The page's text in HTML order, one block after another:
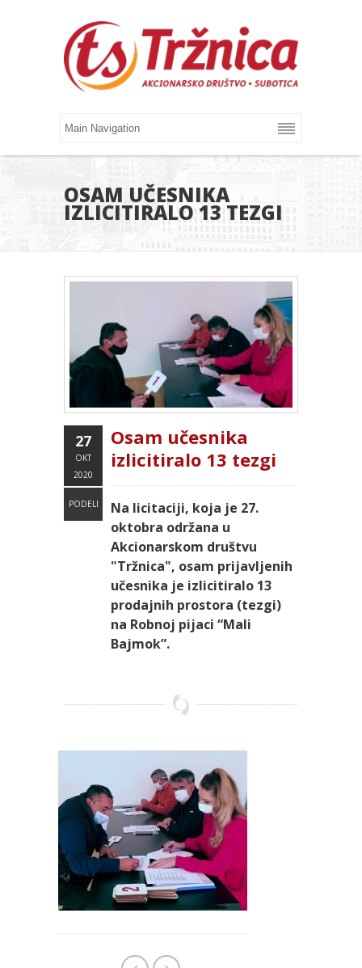
OSAM UČESNIKA
IZLICITIRALO 13 TEZGI
27
OKT
2020
PODELI
Osam učesnika
izlicitiralo 13 tezgi
Na licitaciji, koja je 27.
oktobra održana u
Akcionarskom društvu
"Tržnica", osam prijavljenih
učesnika je izlicitiralo 13
prodajnih prostora (tezgi)
na Robnoj pijaci “Mali
Bajmok”.